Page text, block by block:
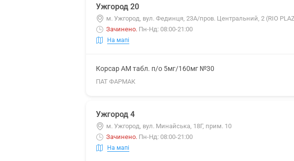
Ужгород 20
м. Ужгород, вул. Фединця, 23А/пров. Центральний, 2 (RIO
Зачинено. Пн-Нд: 08:00-21:00
На мапі
Корсар АМ табл. п/о 5мг/160мг №30
ПАТ ФАРМАК
Ужгород 4
м. Ужгород, вул. Минайська, 18Г, прим. 10
Зачинено. Пн-Нд: 08:00-21:00
На мапі